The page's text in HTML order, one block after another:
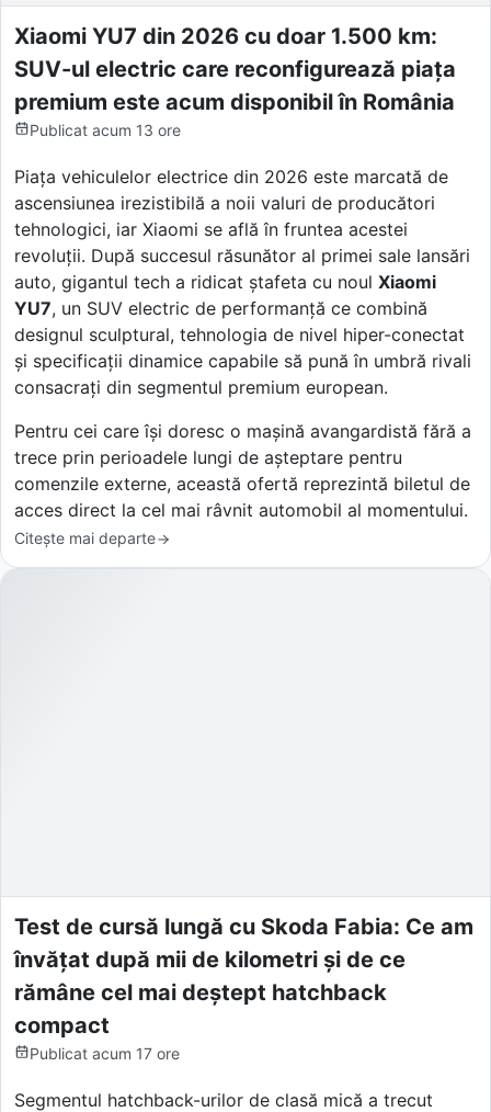
Xiaomi YU7 din 2026 cu doar 1.500 km:
SUV-ul electric care reconfigurează piața
premium este acum disponibil în România
Publicat acum 13 ore
Piața vehiculelor electrice din 2026 este marcată de
ascensiunea irezistibilă a noii valuri de producători
tehnologici, iar Xiaomi se află în fruntea acestei
revoluții. După succesul răsunător al primei sale lansări
auto, gigantul tech a ridicat ștafeta cu noul Xiaomi
YU7, un SUV electric de performanță ce combină
designul sculptural, tehnologia de nivel hiper-conectat
și specificații dinamice capabile să pună în umbră rivali
consacrați din segmentul premium european.
Pentru cei care își doresc o mașină avangardistă fără a
trece prin perioadele lungi de așteptare pentru
comenzile externe, această ofertă reprezintă biletul de
acces direct la cel mai râvnit automobil al momentului.
Citește mai departe
Test de cursă lungă cu Skoda Fabia: Ce am
învățat după mii de kilometri și de ce
rămâne cel mai deștept hatchback
compact
Publicat acum 17 ore
Segmentul hatchback-urilor de clasă mică a trecut